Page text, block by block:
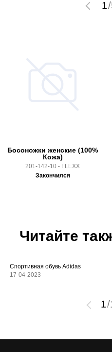
1/
Босоножки женские (100%
Кожа)
201-142-10 - FLEXX
Закончился
Читайте
Спортивная обувь Adidas
17-04-2023
1/